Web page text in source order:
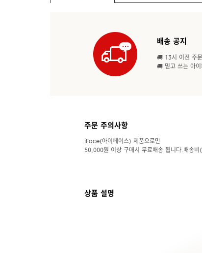
배송 공지
🚚 13시 이전 주
🚚 믿고 쓰는 아이
주문 주의사항
iFace(아이페이스) 제품으로만
50,000원 이상 구매시 무료배송 됩니다.배송
상품 설명